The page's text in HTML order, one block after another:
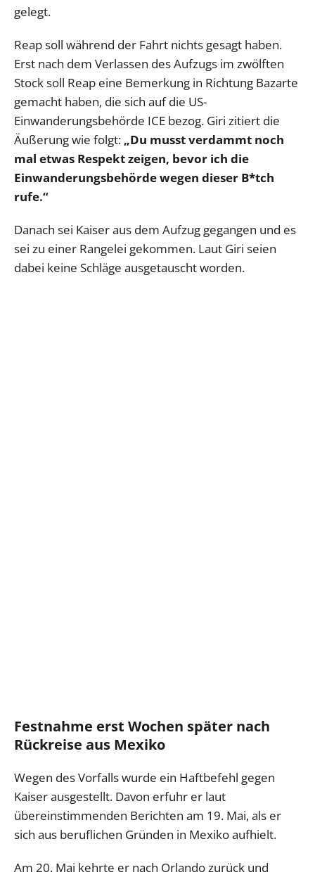
gelegt.
Reap soll während der Fahrt nichts gesagt haben.
Erst nach dem Verlassen des Aufzugs im zwölften
Stock soll Reap eine Bemerkung in Richtung Bazarte
gemacht haben, die sich auf die US-
Einwanderungsbehörde ICE bezog. Giri zitiert die
Äußerung wie folgt: „Du musst verdammt noch
mal etwas Respekt zeigen, bevor ich die
Einwanderungsbehörde wegen dieser B*tch
rufe.“
Danach sei Kaiser aus dem Aufzug gegangen und es
sei zu einer Rangelei gekommen. Laut Giri seien
dabei keine Schläge ausgetauscht worden.
Festnahme erst Wochen später nach
Rückreise aus Mexiko
Wegen des Vorfalls wurde ein Haftbefehl gegen
Kaiser ausgestellt. Davon erfuhr er laut
übereinstimmenden Berichten am 19. Mai, als er
sich aus beruflichen Gründen in Mexiko aufhielt.
Am 20. Mai kehrte er nach Orlando zurück und